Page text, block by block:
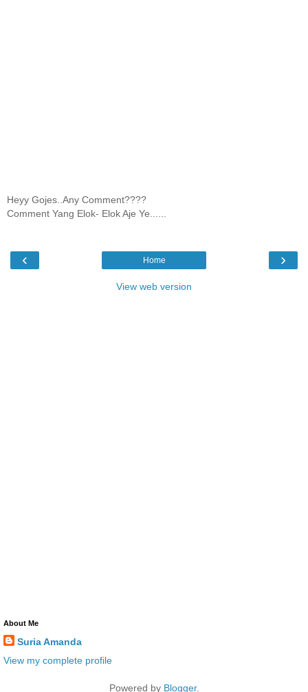
Heyy Gojes..Any Comment????
Comment Yang Elok- Elok Aje Ye......
‹ ›
Home
View web version
About Me
Suria Amanda
View my complete profile
Powered by Blogger.